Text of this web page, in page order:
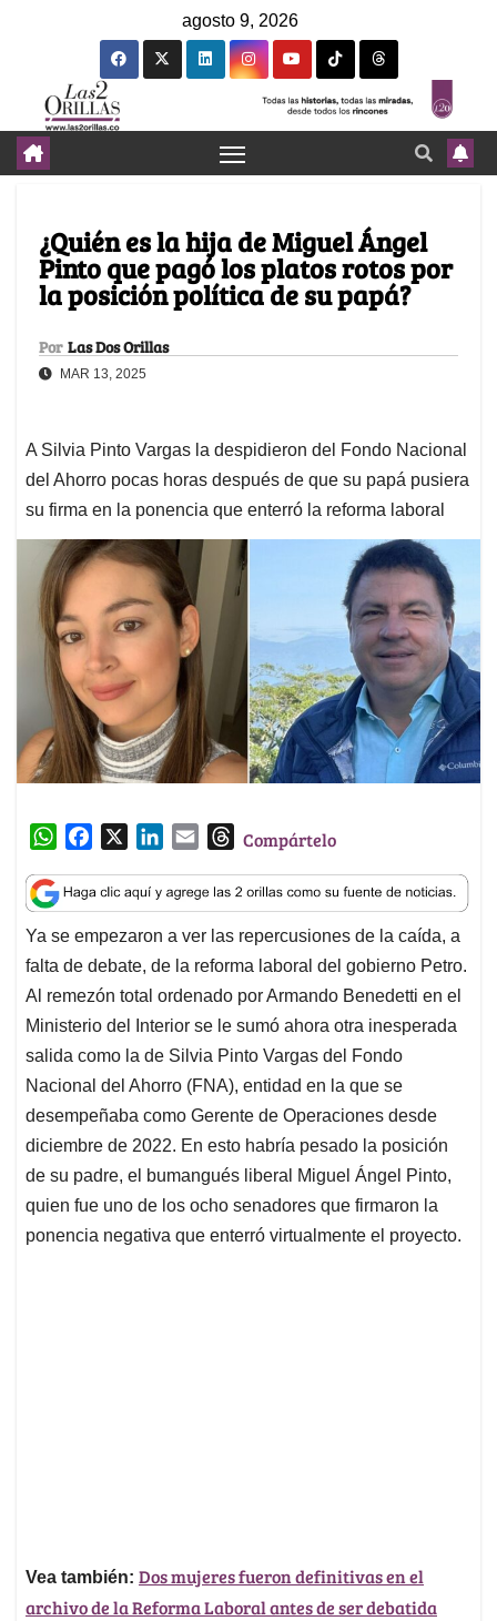
agosto 9, 2026
¿Quién es la hija de Miguel Ángel
Pinto que pagó los platos rotos por
la posición política de su papá?
Por Las Dos Orillas
MAR 13, 2025
A Silvia Pinto Vargas la despidieron del Fondo Nacional
del Ahorro pocas horas después de que su papá pusiera
su firma en la ponencia que enterró la reforma laboral
W
a
t
s
A
p
p
c
e
b
o
o
k
n
k
e
d
I
n
a
i
l
T
r
e
a
d
s
Compártelo
Ya se empezaron a ver las repercusiones de la caída, a
falta de debate, de la reforma laboral del gobierno Petro.
Al remezón total ordenado por Armando Benedetti en el
Ministerio del Interior se le sumó ahora otra inesperada
salida como la de Silvia Pinto Vargas del Fondo
Nacional del Ahorro (FNA), entidad en la que se
desempeñaba como Gerente de Operaciones desde
diciembre de 2022. En esto habría pesado la posición
de su padre, el bumangués liberal Miguel Ángel Pinto,
quien fue uno de los ocho senadores que firmaron la
ponencia negativa que enterró virtualmente el proyecto.
Vea también: Dos mujeres fueron definitivas en el
archivo de la Reforma Laboral antes de ser debatida